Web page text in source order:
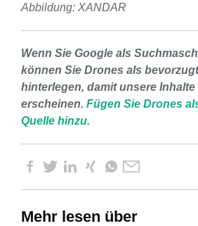
Abbildung: XANDAR
Wenn Sie Google als
können Sie Drones als
hinterlegen, damit unsere
erscheinen. Fügen Sie Drones
Quelle hinzu.
Mehr lesen über